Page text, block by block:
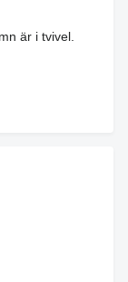
är i tvivel.